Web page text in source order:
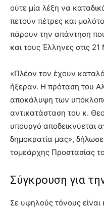
ούτε μία λέξη να
πετούν πέτρες και
πάρουν την απάντηση
και τους Έλληνες στις
«Πλέον τον έχουν
ήξεραν. Η πρόταση του
αποκάλυψη των
αντικατάσταση του κ.
υπουργό αποδεικνύεται
δημοκρατία μας»,
τομεάρχης Προστασίας
Σύγκρουση για
Σε υψηλούς τόνους είναι